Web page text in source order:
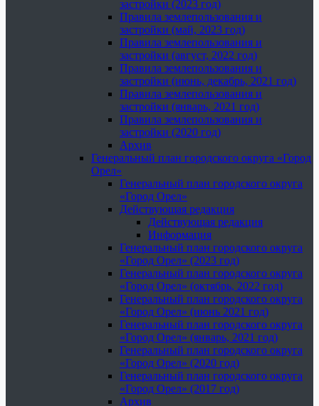
застройки (2023 год)
Правила землепользования и
застройки (май, 2023 год)
Правила землепользования и
застройки (август, 2022 год)
Правила землепользования и
застройки (июнь, декабрь, 2021 год)
Правила землепользования и
застройки (январь, 2021 год)
Правила землепользования и
застройки (2020 год)
Архив
Генеральный план городского округа «Город
Орел»
Генеральный план городского округа
«Город Орел»
Действующая редакция
Действующая редакция
Информация
Генеральный план городского округа
«Город Орел» (2023 год)
Генеральный план городского округа
«Город Орел» (октябрь, 2022 год)
Генеральный план городского округа
«Город Орел» (июнь 2021 год)
Генеральный план городского округа
«Город Орел» (январь, 2021 год)
Генеральный план городского округа
«Город Орел» (2020 год)
Генеральный план городского округа
«Город Орел» (2017 год)
Архив